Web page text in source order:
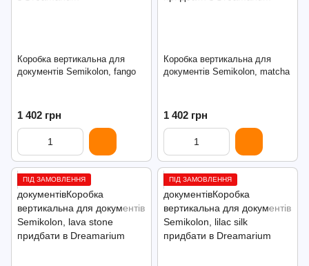
Коробка вертикальна для
документів Semikolon, fango
1 402 грн
Коробка вертикальна для
документів Semikolon, matcha
1 402 грн
ПІД ЗАМОВЛЕННЯ ПІД ЗАМОВЛЕННЯ